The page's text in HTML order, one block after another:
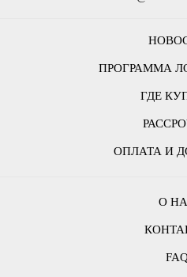
ПРОГРАММА
ГДЕ
ОПЛАТА И
О